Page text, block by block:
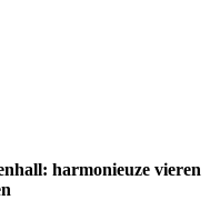
harmonieuze vieren